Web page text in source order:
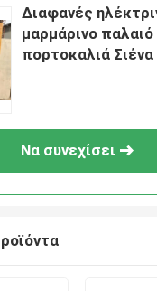
Διαφανές
μαρμάρινο
πορτοκαλιά
Να συνεχίσει